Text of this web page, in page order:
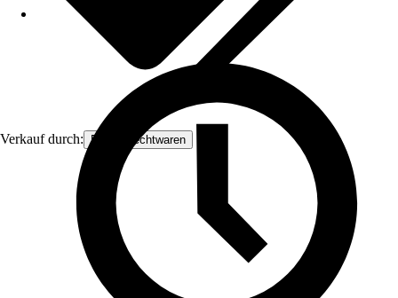
Verkauf durch: Frank Flechtwaren